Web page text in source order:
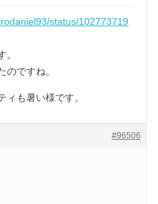
status/102773719
。
のですね。
ィも暑い様です。
#96506